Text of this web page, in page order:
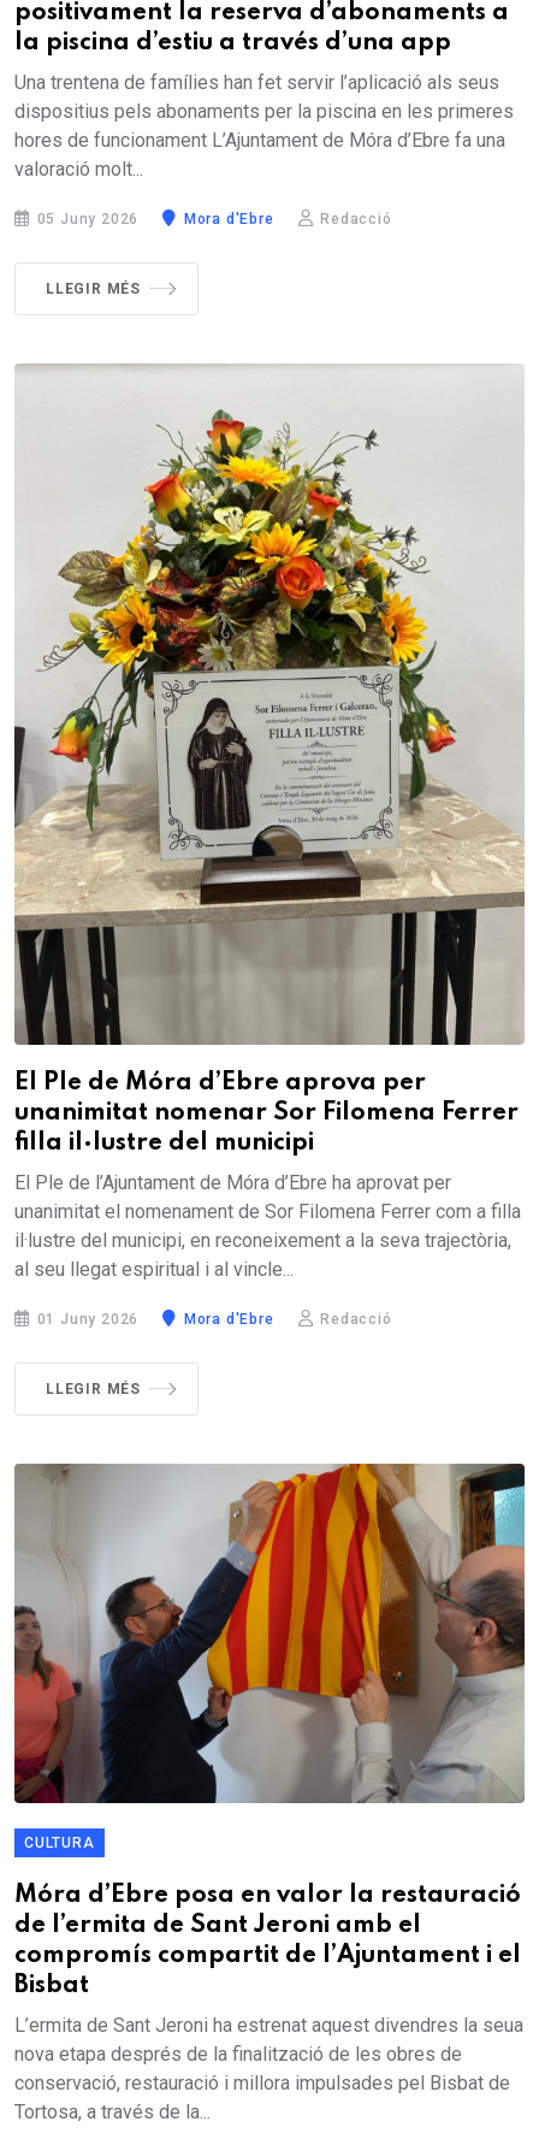
positivament la reserva d’abonaments a
la piscina d’estiu a través d’una app
Una trentena de famílies han fet servir l’aplicació als seus
dispositius pels abonaments per la piscina en les primeres
hores de funcionament L’Ajuntament de Móra d’Ebre fa una
valoració molt...
05 Juny 2026 Mora d'Ebre Redacció
LLEGIR MÉS
El Ple de Móra d’Ebre aprova per
unanimitat nomenar Sor Filomena Ferrer
filla il·lustre del municipi
El Ple de l’Ajuntament de Móra d’Ebre ha aprovat per
unanimitat el nomenament de Sor Filomena Ferrer com a filla
il·lustre del municipi, en reconeixement a la seva trajectòria,
al seu llegat espiritual i al vincle...
01 Juny 2026 Mora d'Ebre Redacció
LLEGIR MÉS
CULTURA
Móra d’Ebre posa en valor la restauració
de l’ermita de Sant Jeroni amb el
compromís compartit de l’Ajuntament i el
Bisbat
L’ermita de Sant Jeroni ha estrenat aquest divendres la seua
nova etapa després de la finalització de les obres de
conservació, restauració i millora impulsades pel Bisbat de
Tortosa, a través de la...